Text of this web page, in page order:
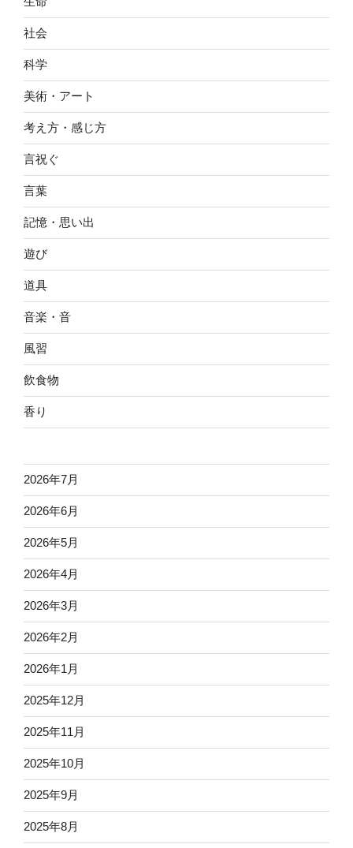
社会
科学
美術・アート
考え方・感じ方
言祝ぐ
言葉
記憶・思い出
遊び
道具
音楽・音
風習
飲食物
香り
2026年7月
2026年6月
2026年5月
2026年4月
2026年3月
2026年2月
2026年1月
2025年12月
2025年11月
2025年10月
2025年9月
2025年8月